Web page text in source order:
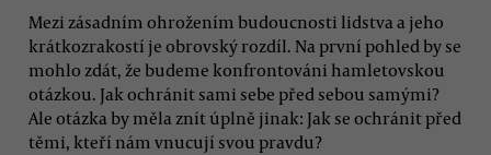
Mezi zásadním ohrožením budoucnosti lidstva a jeho
krátkozrakostí je obrovský rozdíl. Na první pohled by se
mohlo zdát, že budeme konfrontováni hamletovskou
otázkou. Jak ochránit sami sebe před sebou samými?
Ale otázka by měla znít úplně jinak: Jak se ochránit před
těmi, kteří nám vnucují svou pravdu?